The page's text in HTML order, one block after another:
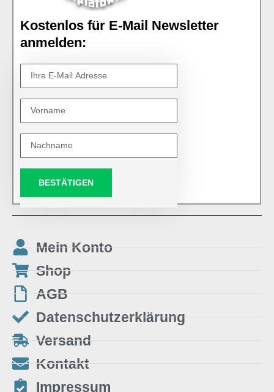
Kostenlos für E-Mail Newsletter
anmelden:
BESTÄTIGEN
Mein Konto
Shop
AGB
Datenschutzerklärung
Versand
Kontakt
Impressum